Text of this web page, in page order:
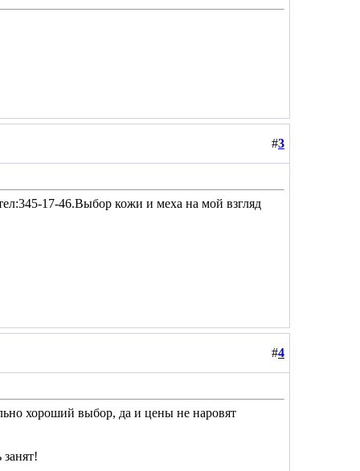
#3
17-46.Выбор кожи и меха на мой взгляд
#4
хороший выбор, да и цены не наровят